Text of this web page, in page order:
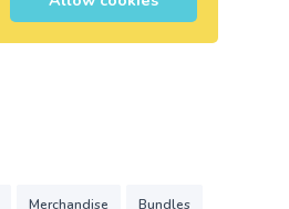
Merchandise Bundles